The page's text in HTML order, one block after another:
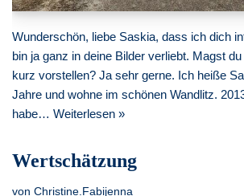
Wunderschön, liebe Saskia, dass ich dich
bin ja ganz in deine Bilder verliebt. Magst
kurz vorstellen? Ja sehr gerne. Ich heiße
Jahre und wohne im schönen Wandlitz.
habe… Weiterlesen »
Wertschätzung
von Christine.Fabijenna